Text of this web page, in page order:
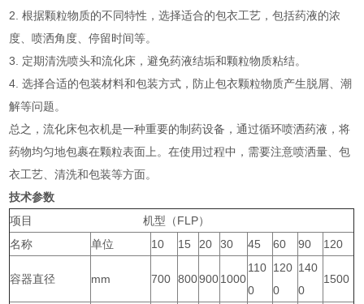
2. 根据颗粒物质的不同特性，选择适合的包衣工艺，包括药液的浓
度、喷洒角度、停留时间等。
3. 定期清洗喷头和流化床，避免药液结垢和颗粒物质粘结。
4. 选择合适的包装材料和包装方式，防止包衣颗粒物质产生脱屑、潮
解等问题。
总之，流化床包衣机是一种重要的制药设备，通过循环喷洒药液，将
药物均匀地包裹在颗粒表面上。在使用过程中，需要注意喷洒量、包
衣工艺、清洗和包装等方面。
技术参数
项目 机型（FLP）
名称
单位 10 15 20 30 45 60 90 120
容器直径 mm 700 8009001000
110
0
120
0
140
0
1500